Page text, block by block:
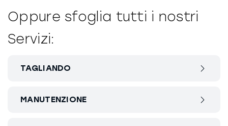
Oppure sfoglia tutti i nostri
Servizi:
TAGLIANDO
MANUTENZIONE